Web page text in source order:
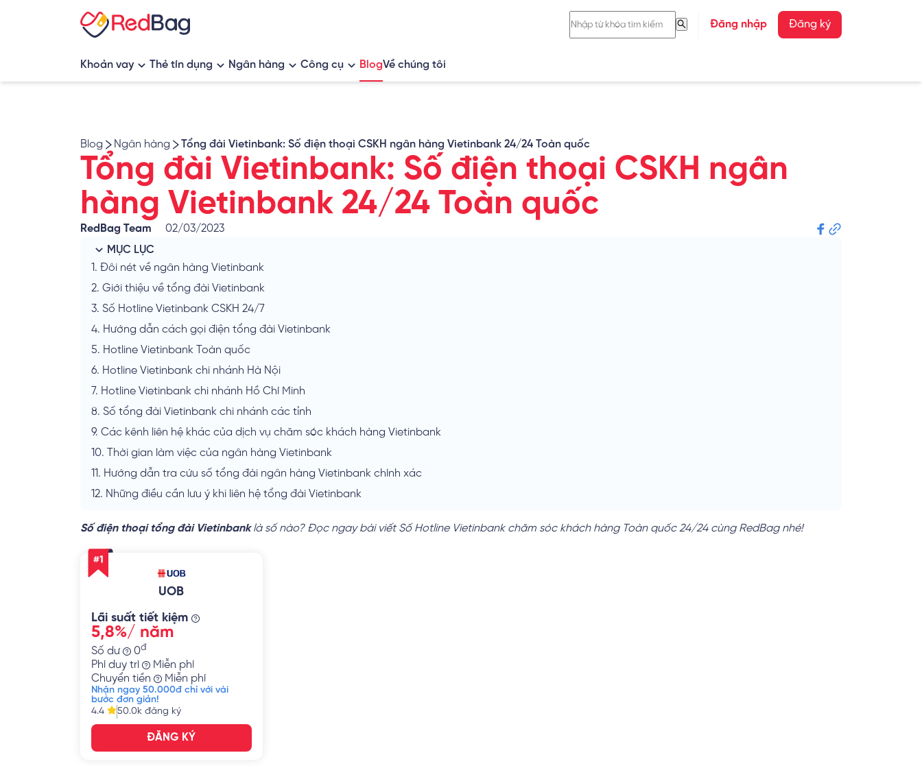
Đăng nhập Đăng ký
Khoản vay
Vay thế chấp
Vay tín chấp
Vay mua nhà, vay vốn kinh doanh
Thẻ tín dụng
Thẻ tín dụng tích dặm bay
Thẻ tín dụng rút tiền
Ngân hàng Công cụ
Tính lãi tiết kiệm
Tỷ giá ngoại tệ
BlogVề chúng tôi
Blog Ngân hàng Tổng đài Vietinbank: Số điện thoại CSKH ngân hàng Vietinbank 24/24 Toàn quốc
Tổng đài Vietinbank: Số điện thoại CSKH ngân
hàng Vietinbank 24/24 Toàn quốc
RedBag Team
02/03/2023
MỤC LỤC
1. Đôi nét về ngân hàng Vietinbank
2. Giới thiệu về tổng đài Vietinbank
3. Số Hotline Vietinbank CSKH 24/7
4. Hướng dẫn cách gọi điện tổng đài Vietinbank
5. Hotline Vietinbank Toàn quốc
6. Hotline Vietinbank chi nhánh Hà Nội
7. Hotline Vietinbank chi nhánh Hồ Chí Minh
8. Số tổng đài Vietinbank chi nhánh các tỉnh
9. Các kênh liên hệ khác của dịch vụ chăm sóc khách hàng Vietinbank
10.
Thời gian làm việc của ngân hàng Vietinbank
11. Hướng dẫn tra cứu số tổng đài ngân hàng Vietinbank chính xác
12. Những điều cần lưu ý khi liên hệ tổng đài Vietinbank
Số điện thoại tổng đài Vietinbanklà số nào? Đọc ngay bài viết Số Hotline Vietinbank chăm sóc khách hàng Toàn quốc 24/24 cùng RedBag nhé!
UOB
Lãi suất tiết kiệm
5,8%/ năm
Số dư 0đ
Phí duy trì
Miễn phí
Chuyển tiền
Miễn phí
Nhận ngay 50.000đ chỉ với vài
bước đơn giản!
4.4
50.0k đăng ký
ĐĂNG KÝ